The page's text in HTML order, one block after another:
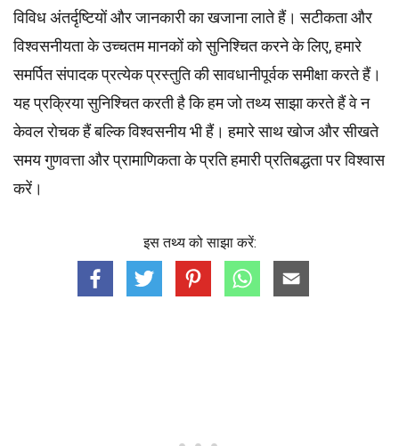
विविध अंतर्दृष्टियों और जानकारी का खजाना लाते हैं। सटीकता और
विश्वसनीयता के उच्चतममानकोंको सुनिश्चित करने के लिए, हमारे
समर्पितसंपादकप्रत्येक प्रस्तुति की सावधानीपूर्वक समीक्षा करते हैं।
यह प्रक्रिया सुनिश्चित करती है कि हम जो तथ्य साझा करते हैं वे न
केवल रोचक हैं बल्कि विश्वसनीय भी हैं। हमारे साथ खोज और सीखते
समय गुणवत्ता और प्रामाणिकता के प्रति हमारी प्रतिबद्धता पर विश्वास
करें।
इस तथ्य को साझा करें: